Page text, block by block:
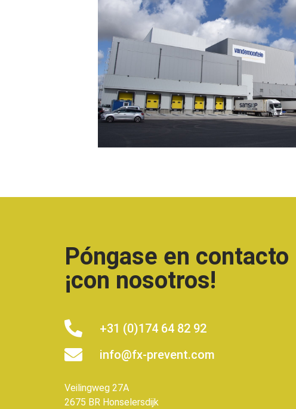
Póngase en contacto
¡con nosotros!
+31 (0)174 64 82 92
info@fx-prevent.com
Veilingweg 27A
2675 BR Honselersdijk